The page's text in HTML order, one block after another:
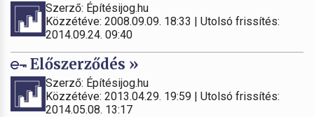
Szerző: Építésijog.hu
Közzétéve: 2008.09.09. 18:33 | Utolsó frissítés:
2014.09.24. 09:40
Előszerződés »
Szerző: Építésijog.hu
Közzétéve: 2013.04.29. 19:59 | Utolsó frissítés:
2014.05.08. 13:17